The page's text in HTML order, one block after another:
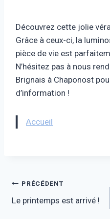
Découvrez cette jolie
Grâce à ceux-ci, la
pièce de vie est
N’hésitez pas à nous
Brignais à Chaponost
d’information !
Accueil
Navigation
de
PRÉCÉDENT
Le printemps est arrivé !